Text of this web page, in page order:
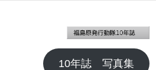
10年誌 写真集